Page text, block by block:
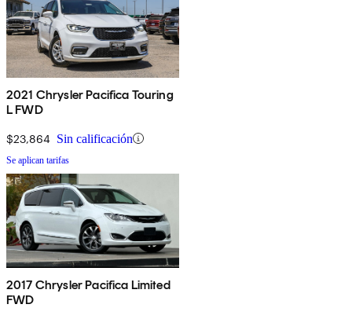
2021 Chrysler Pacifica Touring
L FWD
$23,864 Sin calificación
Se aplican tarifas
2017 Chrysler Pacifica Limited
FWD